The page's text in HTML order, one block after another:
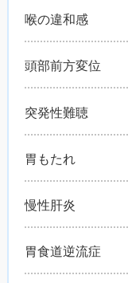
喉の違和感
頭部前方変位
突発性難聴
胃もたれ
慢性肝炎
胃食道逆流症